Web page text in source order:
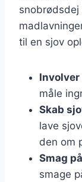
snobrødsdej
til en sjov
Involver
måle
Skab
lave
den om
Smag
smage